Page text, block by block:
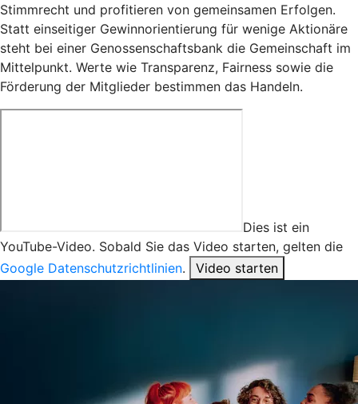
Stimmrecht und profitieren von gemeinsamen Erfolgen.
Statt einseitiger Gewinnorientierung für wenige Aktionäre
steht bei einer Genossenschaftsbank die Gemeinschaft im
Mittelpunkt. Werte wie Transparenz, Fairness sowie die
Förderung der Mitglieder bestimmen das Handeln.
Dies ist ein
YouTube-Video. Sobald Sie das Video starten, gelten die
Google Datenschutzrichtlinien. Video starten